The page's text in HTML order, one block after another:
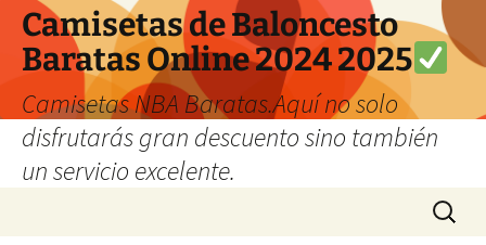
Camisetas de Baloncesto
Baratas Online 2024 2025
Camisetas NBA Baratas.Aquí no solo
disfrutarás gran descuento sino también
un servicio excelente.
Buscar: